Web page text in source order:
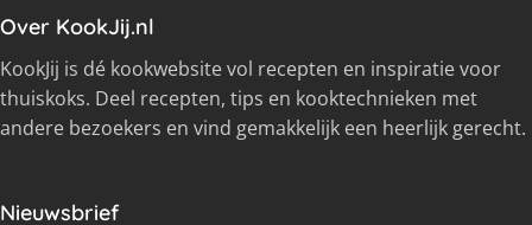
Over KookJij.nl
KookJij is dé kookwebsite vol recepten en inspiratie voor
thuiskoks. Deel recepten, tips en kooktechnieken met
andere bezoekers en vind gemakkelijk een heerlijk gerecht.
Nieuwsbrief